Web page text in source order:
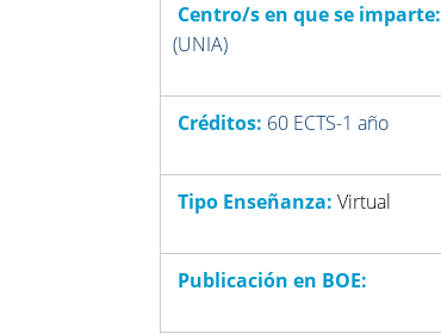
Centro/s en que se imparte:
(UNIA)
Créditos: 60 ECTS-1 año
Tipo Enseñanza:Virtual
Publicación en BOE: